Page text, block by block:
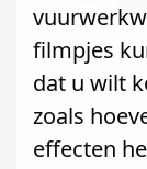
filmpjes
dat u wilt
zoals
effecten